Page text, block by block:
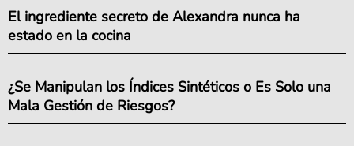
El ingrediente secreto de Alexandra nunca ha
estado en la cocina
¿Se Manipulan los Índices Sintéticos o Es Solo una
Mala Gestión de Riesgos?